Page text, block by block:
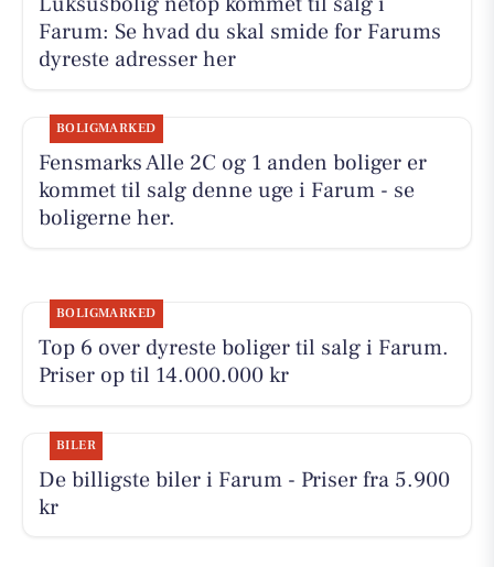
Farum: Se hvad du skal smide for Farums
dyreste adresser her
BOLIGMARKED
Fensmarks Alle 2C og 1 anden boliger er
kommet til salg denne uge i Farum - se
boligerne her.
BOLIGMARKED
Top 6 over dyreste boliger til salg i Farum.
Priser op til 14.000.000 kr
BILER
De billigste biler i Farum - Priser fra 5.900
kr